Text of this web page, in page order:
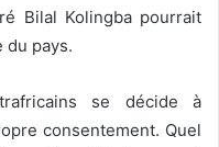
Bilal Kolingba pourrait
du pays.
se décide à
consentement. Quel